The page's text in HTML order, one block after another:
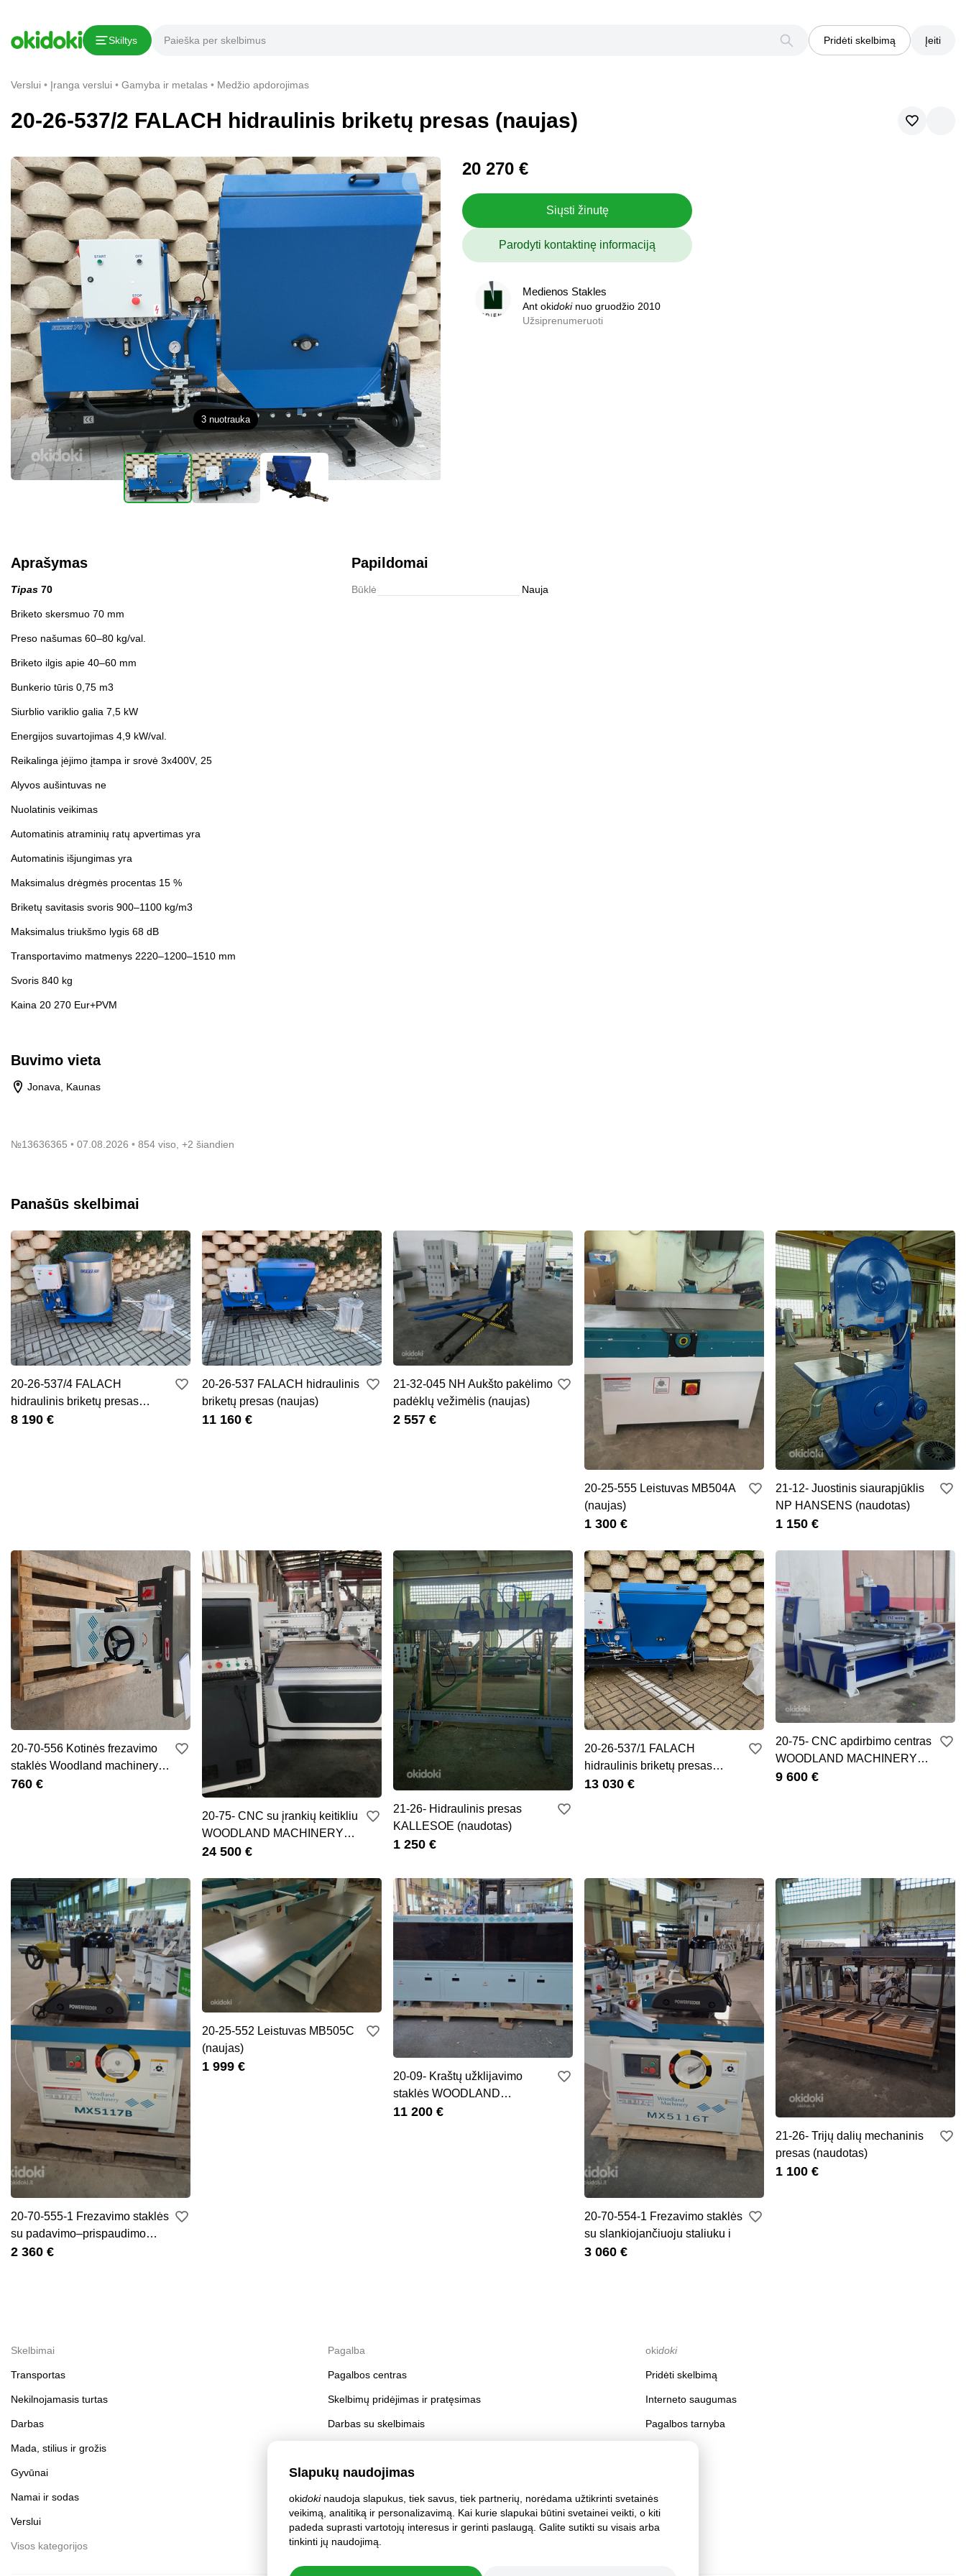
Skiltys Pridėti skelbimą Įeiti
Verslui Įranga verslui Gamyba ir metalas Medžio apdorojimas
20-26-537/2 FALACH hidraulinis briketų presas (naujas)
3 nuotrauka
20 270 €
Siųsti žinutę
Parodyti kontaktinę informaciją
Medienos Stakles
Ant okidokinuo gruodžio 2010
Užsiprenumeruoti
Medienos Stakles
Ant okidokinuo gruodžio 2010
0,0
Aprašymas
Tipas 70
Briketo skersmuo 70 mm
Preso našumas 60–80 kg/val.
Briketo ilgis apie 40–60 mm
Bunkerio tūris 0,75 m3
Siurblio variklio galia 7,5 kW
Energijos suvartojimas 4,9 kW/val.
Reikalinga įėjimo įtampa ir srovė 3x400V, 25
Alyvos aušintuvas ne
Nuolatinis veikimas
Automatinis atraminių ratų apvertimas yra
Automatinis išjungimas yra
Maksimalus drėgmės procentas 15 %
Briketų savitasis svoris 900–1100 kg/m3
Maksimalus triukšmo lygis 68 dB
Transportavimo matmenys 2220–1200–1510 mm
Svoris 840 kg
Kaina 20 270 Eur+PVM
Papildomai
Būklė Nauja
Buvimo vieta
Jonava, Kaunas
№13636365 07.08.2026 854 viso, +2 šiandien
Panašūs skelbimai
20-26-537/4 FALACH
hidraulinis briketų presas
(naujas)
8 190 €
20-26-537 FALACH hidraulinis
briketų presas (naujas)
11 160 €
21-32-045 NH Aukšto pakėlimo
padėklų vežimėlis (naujas)
2 557 €
20-25-555 Leistuvas MB504A
(naujas)
1 300 €
21-12- Juostinis siaurapjūklis
NP HANSENS (naudotas)
1 150 €
20-70-556 Kotinės frezavimo
staklės Woodland machinery
(nauj
760 €
20-75- CNC su įrankių keitikliu
WOODLAND MACHINERY
(naujas)
24 500 €
21-26- Hidraulinis presas
KALLESOE (naudotas)
1 250 €
20-26-537/1 FALACH
hidraulinis briketų presas
(naujas)
13 030 €
20-75- CNC apdirbimo centras
WOODLAND MACHINERY
(naujas)
9 600 €
20-70-555-1 Frezavimo staklės
su padavimo–prispaudimo
mechan
2 360 €
20-25-552 Leistuvas MB505C
(naujas)
1 999 €
20-09- Kraštų užklijavimo
staklės WOODLAND
MACHINERY (su lan
11 200 €
20-70-554-1 Frezavimo staklės
su slankiojančiuoju staliuku i
3 060 €
21-26- Trijų dalių mechaninis
presas (naudotas)
1 100 €
Slapukų naudojimas
okidokinaudoja slapukus, tiek savus, tiek partnerių, norėdama užtikrinti svetainės
veikimą, analitiką ir personalizavimą. Kai kurie slapukai būtini svetainei veikti, o kiti
padeda suprasti vartotojų interesus ir gerinti paslaugą. Galite sutikti su visais arba
tinkinti jų naudojimą.
Skelbimai
Transportas
Nekilnojamasis turtas
Darbas
Mada, stilius ir grožis
Gyvūnai
Namai ir sodas
Verslui
Visos kategorijos
Pagalba
Pagalbos centras
Skelbimų pridėjimas ir pratęsimas
Darbas su skelbimais
Paskyros saugumas
okidoki
Pridėti skelbimą
Interneto saugumas
Pagalbos tarnyba
Kopijuoti nuorodą